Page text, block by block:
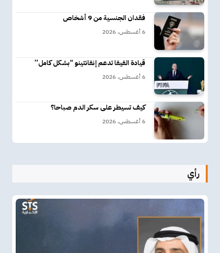
فقدان الجنسية من 9 أشخاص
6 أغسطس، 2026
قيادة الفيفا تدعم إنفانتينو “بشكل كامل”
6 أغسطس، 2026
كيف تسيطر على سكر الدم صباحا؟
6 أغسطس، 2026
رأي